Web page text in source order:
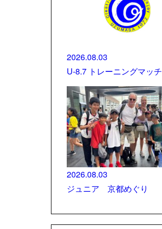
2026.08.03
U-8.7 トレーニングマッチ
2026.08.03
ジュニア 京都めぐり